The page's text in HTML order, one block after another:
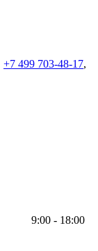
+7 499 703-48-17,
9:00 - 18:00